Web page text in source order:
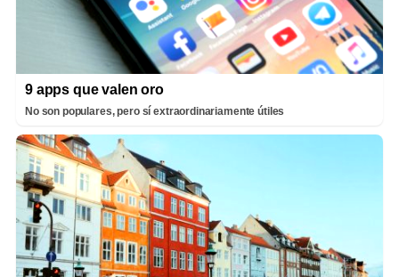
9 apps que valen oro
No son populares, pero sí extraordinariamente útiles